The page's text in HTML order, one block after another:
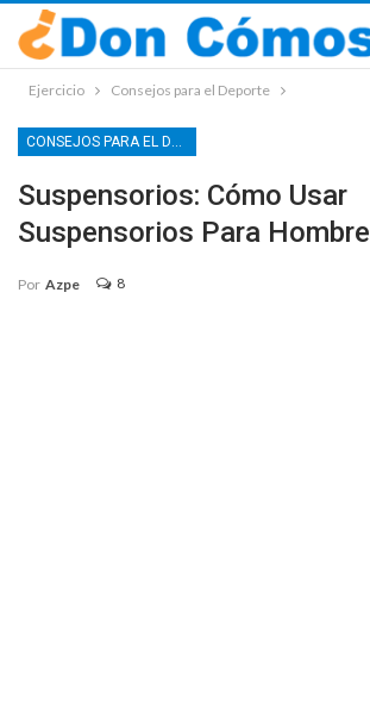
Ejercicio Consejos para el Deporte
CONSEJOS PARA EL DEPORTE
Suspensorios: Cómo Usar
Suspensorios Para Hombre
Por Azpe 8